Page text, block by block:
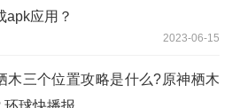
apk应用？
2023-06-15
木三个位置攻略是什么?原神栖木